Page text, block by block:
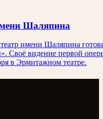
Шаляпина
имени Шаляпина
Своё видение первой
в Эрмитажном театре.